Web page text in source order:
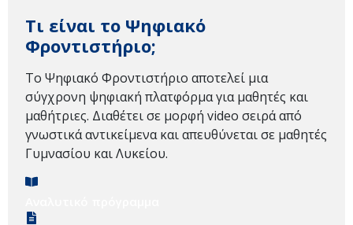
Τι είναι το Ψηφιακό
Φροντιστήριο;
Το Ψηφιακό Φροντιστήριο αποτελεί μια
σύγχρονη ψηφιακή πλατφόρμα για μαθητές και
μαθήτριες. Διαθέτει σε μορφή video σειρά από
γνωστικά αντικείμενα και απευθύνεται σε μαθητές
Γυμνασίου και Λυκείου.